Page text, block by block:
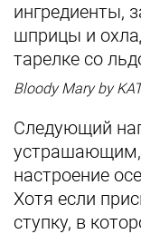
ингредиенты,
шприцы и
тарелке со
Bloody Mary by
Следующий
устрашающим,
настроение
Хотя если
ступку, в